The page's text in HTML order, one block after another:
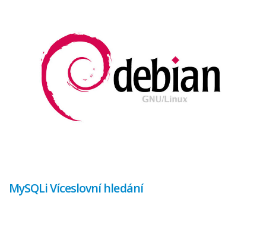
MySQLi Víceslovní hledání